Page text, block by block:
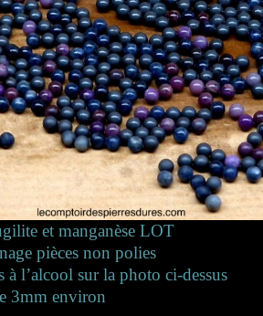
et manganèse LOT
pièces non polies
à l’alcool sur la photo ci-dessus
3mm environ